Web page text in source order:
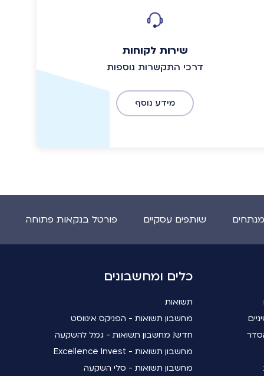
שירות לקוחות
דרכי התקשרות נוספות
מידע נוסף
שותפים עסקיים פורטל בנקאות פתוחה
כלים ומחשבונים
תשואות
מחשבון תשואות - הפניקס אינווסט
חדש! מחשבון תשואות - גמל להשקעה
מחשבון תשואות - Excellence Invest
מחשבון תשואות - סלי השקעה